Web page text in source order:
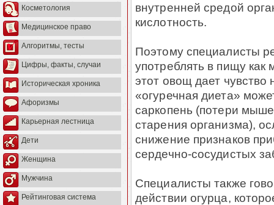
Косметология
Медицинское право
Алгоритмы, тесты
Цифры, факты, случаи
Историческая хроника
Афоризмы
Карьерная лестница
Дети
Женщина
Мужчина
Рейтинговая система
внутренней средой
кислотность.
Поэтому специалисты
употреблять в пищу
этот овощ дает
«огуречная диета»
саркопень (потери
старения организма),
снижение признаков
сердечно-сосудистых
Специалисты также
действии огурца,